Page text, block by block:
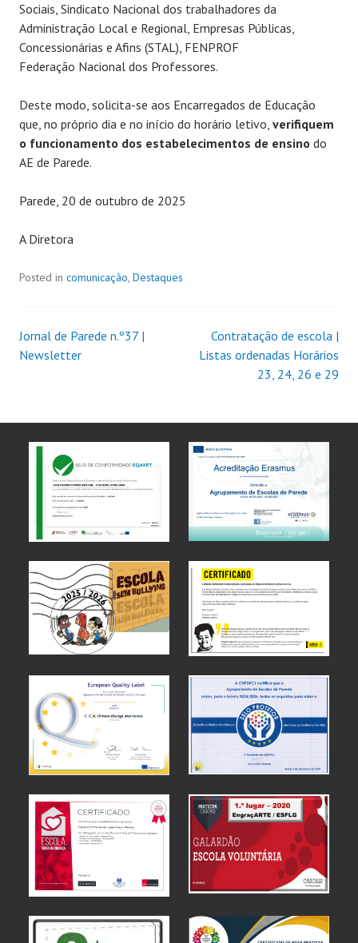
Sociais, Sindicato Nacional dos trabalhadores da
Administração Local e Regional, Empresas Públicas,
Concessionárias e Afins (STAL), FENPROF
Federação Nacional dos Professores.
Deste modo, solicita-se aos Encarregados de Educação
que, no próprio dia e no início do horário letivo, verifiquem
o funcionamento dos estabelecimentos de ensino do
AE de Parede.
Parede, 20 de outubro de 2025
A Diretora
Posted in comunicação, Destaques
Jornal de Parede n.º37 |
Newsletter
Contratação de escola |
Listas ordenadas Horários
23, 24, 26 e 29